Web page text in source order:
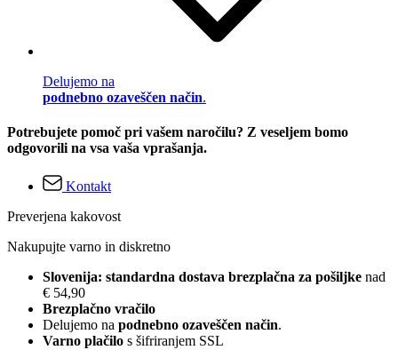
Delujemo na
podnebno ozaveščen način.
Potrebujete pomoč pri vašem naročilu? Z veseljem bomo
odgovorili na vsa vaša vprašanja.
Kontakt
Preverjena kakovost
Nakupujte varno in diskretno
Slovenija: standardna dostava brezplačna za pošiljke nad
€ 54,90
Brezplačno vračilo
Delujemo na podnebno ozaveščen način.
Varno plačilo s šifriranjem SSL